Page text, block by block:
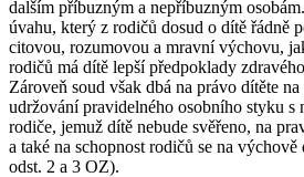
dalším příbuzným a nepříbuzným
úvahu, který z rodičů dosud o dítě řádně
citovou, rozumovou a mravní výchovu,
rodičů má dítě lepší předpoklady
Zároveň soud však dbá na právo dítěte
udržování pravidelného osobního styku s
rodiče, jemuž dítě nebude svěřeno, na
a také na schopnost rodičů se na
odst. 2 a 3 OZ).